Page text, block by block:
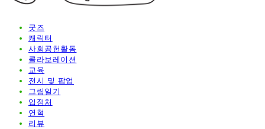
굿즈
캐릭터
사회공헌활동
콜라보레이션
교육
전시 및 팝업
그림일기
입점처
연혁
리뷰